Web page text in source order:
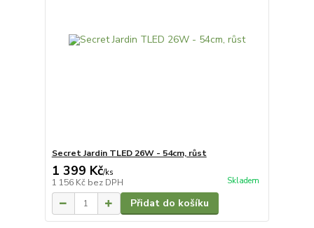
Secret Jardin TLED 26W - 54cm, růst
1 399 Kč/ks
1 156 Kč bez DPH Skladem
Přidat do košíku